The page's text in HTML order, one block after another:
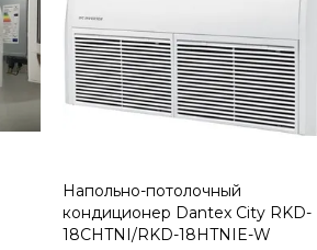
Напольно-потолочный
кондиционер Dantex City RKD-
18CHTNI/RKD-18HTNIE-W